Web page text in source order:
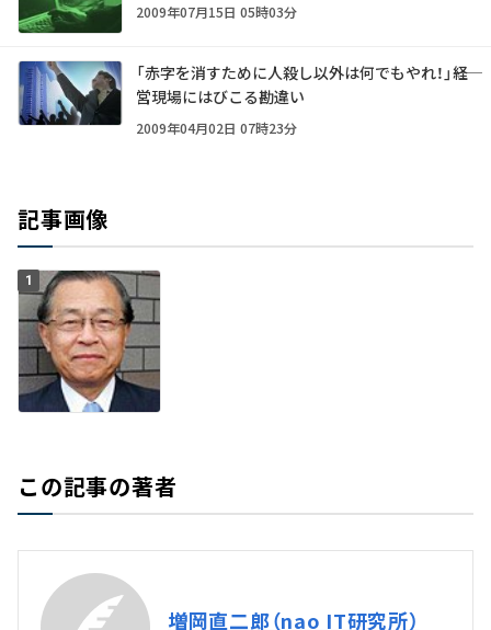
2009年07月15日 05時03分
「赤字を消すために人殺し以外は何でもやれ！」――経
営現場にはびこる勘違い
2009年04月02日 07時23分
記事画像
1
この記事の著者
増岡直二郎（nao IT研究所）